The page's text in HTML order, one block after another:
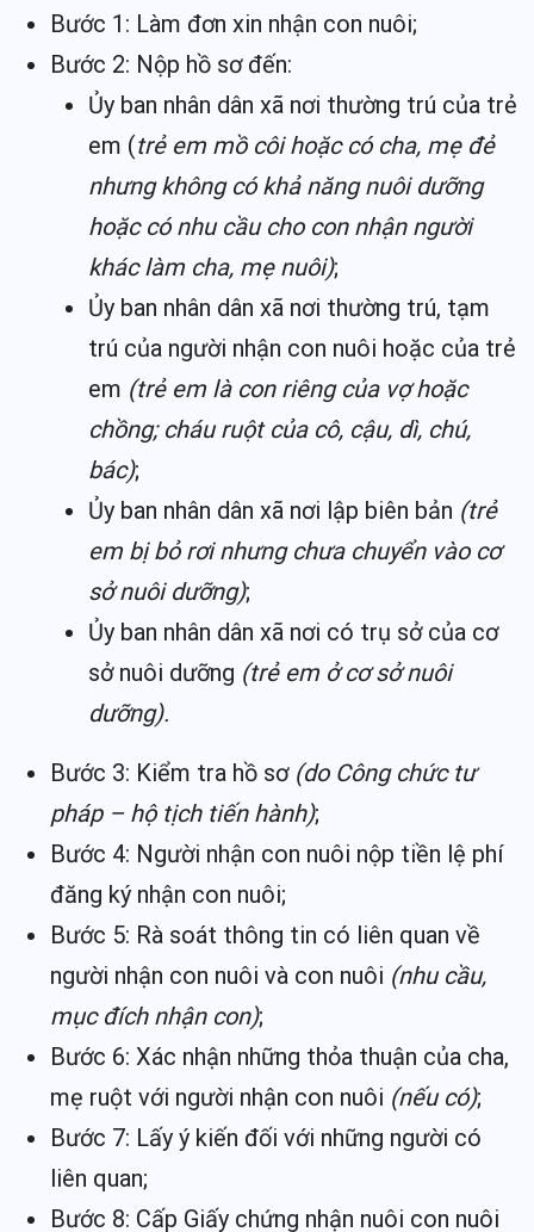
Bước 1: Làm đơn xin nhận con nuôi;
Bước 2: Nộp hồ sơ đến:
Ủy ban nhân dân xã nơi thường trú của trẻ
em (trẻ em mồ côi hoặc có cha, mẹ đẻ
nhưng không có khả năng nuôi dưỡng
hoặc có nhu cầu cho con nhận người
khác làm cha, mẹ nuôi);
Ủy ban nhân dân xã nơi thường trú, tạm
trú của người nhận con nuôi hoặc của trẻ
em (trẻ em là con riêng của vợ hoặc
chồng; cháu ruột của cô, cậu, dì, chú,
bác);
Ủy ban nhân dân xã nơi lập biên bản (trẻ
em bị bỏ rơi nhưng chưa chuyển vào cơ
sở nuôi dưỡng);
Ủy ban nhân dân xã nơi có trụ sở của cơ
sở nuôi dưỡng (trẻ em ở cơ sở nuôi
dưỡng).
Bước 3: Kiểm tra hồ sơ (do Công chức tư
pháp – hộ tịch tiến hành);
Bước 4: Người nhận con nuôi nộp tiền lệ phí
đăng ký nhận con nuôi;
Bước 5: Rà soát thông tin có liên quan về
người nhận con nuôi và con nuôi (nhu cầu,
mục đích nhận con);
Bước 6: Xác nhận những thỏa thuận của cha,
mẹ ruột với người nhận con nuôi (nếu có);
Bước 7: Lấy ý kiến đối với những người có
liên quan;
Bước 8: Cấp Giấy chứng nhận nuôi con nuôi